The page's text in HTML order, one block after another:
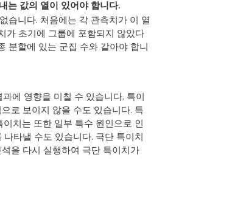
는 값의 열이 있어야 합니다.
습니다. 처음에는 각 관측치가 이 열
가 초기에 그룹에 포함되지 않았다
분할에 있는 군집 수와 같아야 합니
에 영향을 미칠 수 있습니다. 특이
로 보이지 않을 수도 있습니다. 특
치는 또한 일부 특수 원인으로 인
타낼 수도 있습니다. 극단 특이치
을 다시 실행하여 극단 특이치가